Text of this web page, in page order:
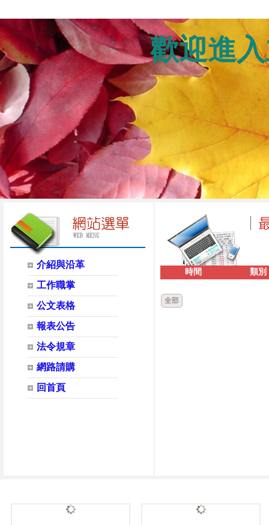
歡迎進
介紹與沿革
工作職掌
公文表格
報表公告
法令規章
網路請購
回首頁
時間 類別
全部